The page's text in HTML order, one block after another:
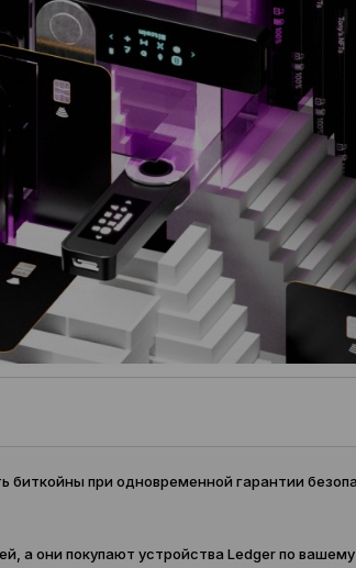
биткойны при одновременной гарантии
а они покупают устройства Ledger по вашему